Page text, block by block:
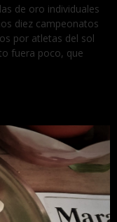
de oro individuales
diez campeonatos
por atletas del sol
fuera poco, que